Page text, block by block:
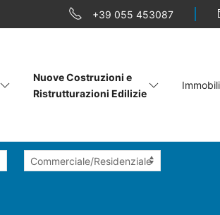
+39 055 453087
Nuove Costruzioni e
Ristrutturazioni Edilizie